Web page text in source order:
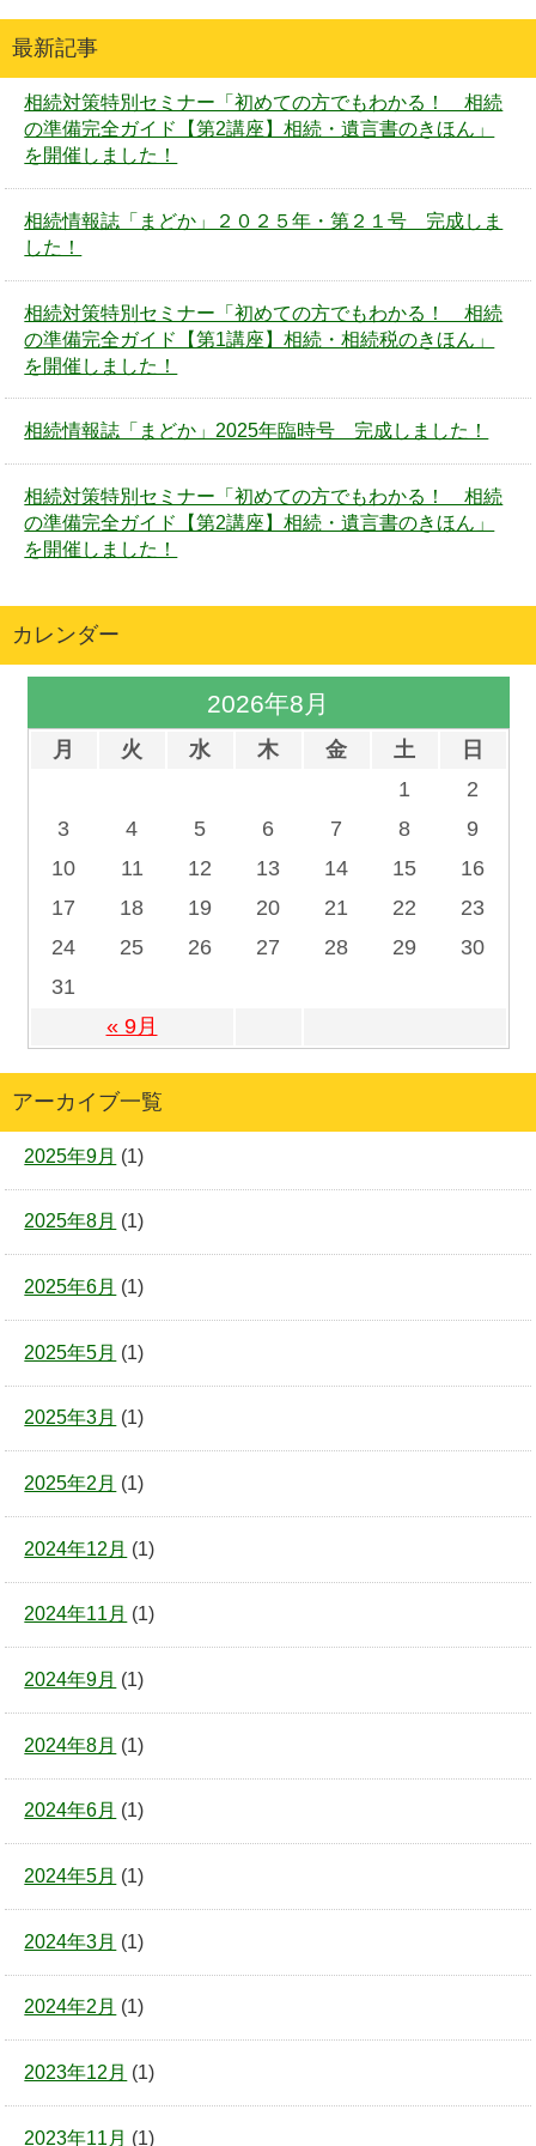
最新記事
相続対策特別セミナー「初めての方でもわかる！ 相続
の準備完全ガイド【第2講座】相続・遺言書のきほん」
を開催しました！
相続情報誌「まどか」２０２５年・第２１号 完成しま
した！
相続対策特別セミナー「初めての方でもわかる！ 相続
の準備完全ガイド【第1講座】相続・相続税のきほん」
を開催しました！
相続情報誌「まどか」2025年臨時号 完成しました！
相続対策特別セミナー「初めての方でもわかる！ 相続
の準備完全ガイド【第2講座】相続・遺言書のきほん」
を開催しました！
カレンダー
2026年8月
月 火 水 木 金 土 日
« 9月
1
2
3
4 5 6 7 8
9
10
11 12 13 14 15
16
17
18 19 20 21 22
23
24
25 26 27 28 29
30
31
アーカイブ一覧
2025年9月 (1)
2025年8月 (1)
2025年6月 (1)
2025年5月 (1)
2025年3月 (1)
2025年2月 (1)
2024年12月 (1)
2024年11月 (1)
2024年9月 (1)
2024年8月 (1)
2024年6月 (1)
2024年5月 (1)
2024年3月 (1)
2024年2月 (1)
2023年12月 (1)
2023年11月 (1)